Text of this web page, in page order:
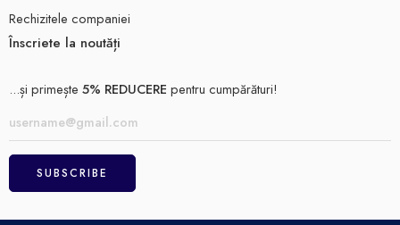
Rechizitele companiei
Înscriete la noutăți
...și primește 5% REDUCERE pentru cumpărături!